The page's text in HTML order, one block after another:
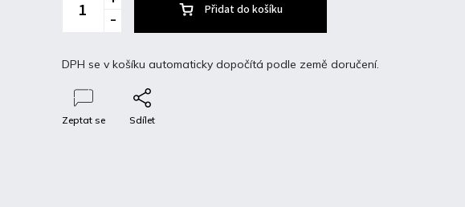
Přidat do košíku
DPH se v košíku automaticky dopočítá podle země doručení.
Zeptat se Sdílet